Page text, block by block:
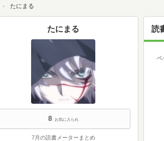
トップたにまる
読
ペ
たにまる
8 お気に入られ
7月の読書メーターまとめ